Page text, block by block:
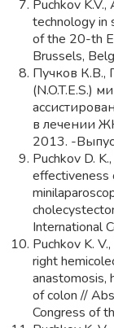
Puchkov K.V.,
technology in
of the 20-th
Brussels,
Пучков К.В.,
(N.O.T.E.S.)
в лечении
2013. -
Puchkov D.
effectiveness
International
Puchkov K.
right
anastomosis,
of colon //
Congress of